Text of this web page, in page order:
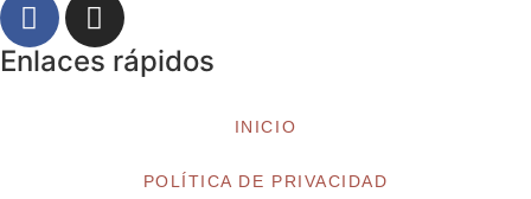
Enlaces rápidos
INICIO
POLÍTICA DE PRIVACIDAD